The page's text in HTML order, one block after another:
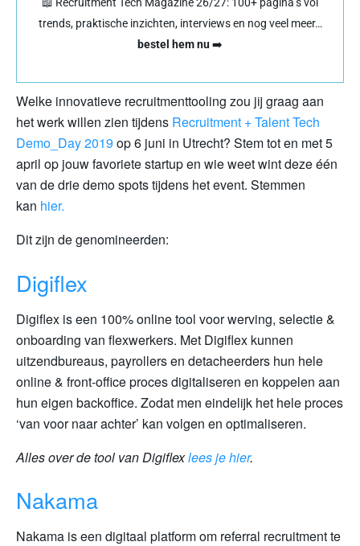
📖 Recruitment Tech Magazine 26/27: 100+ pagina’s vol
trends, praktische inzichten, interviews en nog veel meer…
bestel hem nu➡️
Welke innovatieve recruitmenttooling zou jij graag aan
het werk willen zien tijdens Recruitment + Talent Tech
Demo_Day 2019 op 6 juni in Utrecht? Stem tot en met 5
april op jouw favoriete startup en wie weet wint deze één
van de drie demo spots tijdens het event. Stemmen
kan hier.
Dit zijn de genomineerden:
Digiflex
Digiflex is een 100% online tool voor werving, selectie &
onboarding van flexwerkers. Met Digiflex kunnen
uitzendbureaus, payrollers en detacheerders hun hele
online & front-office proces digitaliseren en koppelen aan
hun eigen backoffice. Zodat men eindelijk het hele proces
‘van voor naar achter’ kan volgen en optimaliseren.
Alles over de tool van Digiflexlees je hier.
Nakama
Nakama is een digitaal platform om referral recruitment te